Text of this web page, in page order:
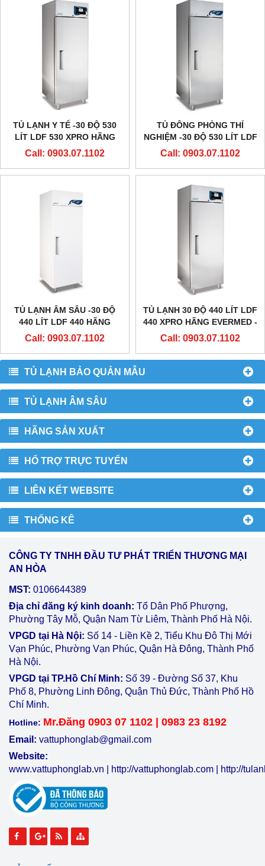
TỦ LẠNH BẢO QUẢN MẪU
TỦ LẠNH ÂM SÂU
HÃNG SẢN XUẤT
HỔ TRỢ TRỰC TUYẾN
LIÊN KẾT WEBSITE
THỐNG KÊ
TỦ LẠNH Y TẾ -30 ĐỘ 530
LÍT LDF 530 XPRO HÃNG
EVERMED - Ý
Call: 0903.07.1102
TỦ ĐÔNG PHÒNG THÍ
NGHIỆM -30 ĐỘ 530 LÍT LDF
530 HÃNG EVERMED - Ý
Call: 0903.07.1102
TỦ LẠNH ÂM SÂU -30 ĐỘ
440 LÍT LDF 440 HÃNG
EVERMED - Ý
Call: 0903.07.1102
TỦ LẠNH 30 ĐỘ 440 LÍT LDF
440 XPRO HÃNG EVERMED -
Ý
Call: 0903.07.1102
CÔNG TY TNHH ĐẦU TƯ PHÁT TRIỂN THƯƠNG MẠI
AN HÒA
MST: 0106644389
Địa chỉ đăng ký kinh doanh: Tổ Dân Phố Phượng,
Phường Tây Mỗ, Quận Nam Từ Liêm, Thành Phố Hà Nội.
VPGD tại Hà Nội: Số 14 - Liền Kề 2, Tiểu Khu Đô Thị Mới
Vạn Phúc, Phường Vạn Phúc, Quận Hà Đông, Thành Phố
Hà Nội.
VPGD tại TP.Hồ Chí Minh: Số 39 - Đường Số 37, Khu
Phố 8, Phường Linh Đông, Quận Thủ Đức, Thành Phố Hồ
Chí Minh.
Hotline: Mr.Đăng 0903 07 1102 | 0983 23 8192
Email: vattuphonglab@gmail.com
Website:
www.vattuphonglab.vn
http://vattuphonglab.com http://